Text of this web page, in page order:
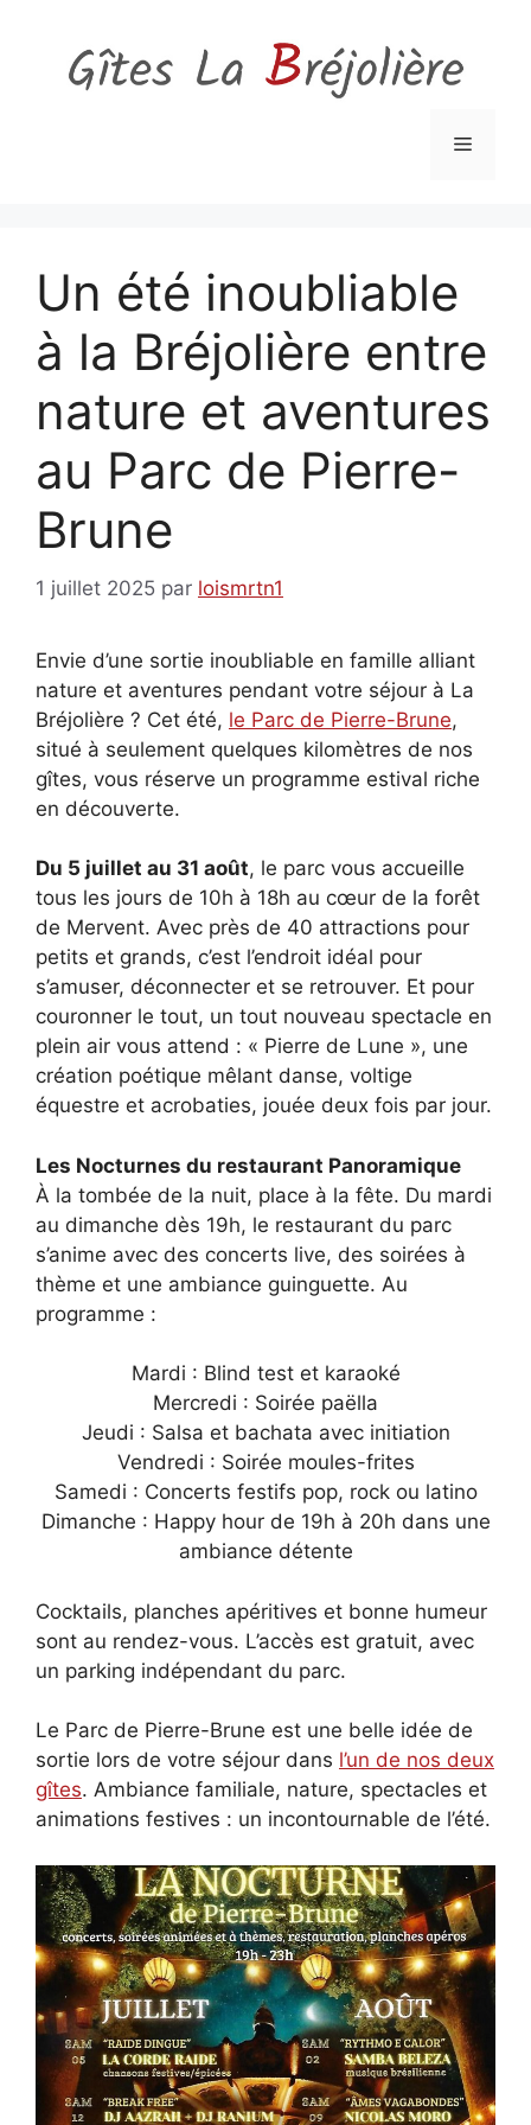
contenu
Menu
Un été inoubliable
à la Bréjolière entre
nature et aventures
au Parc de Pierre-
Brune
1 juillet 2025 par loismrtn1
Envie d’une sortie inoubliable en famille alliant
nature et aventures pendant votre séjour à La
Bréjolière ? Cet été, le Parc de Pierre-Brune,
situé à seulement quelques kilomètres de nos
gîtes, vous réserve un programme estival riche
en découverte.
Du 5 juillet au 31 août, le parc vous accueille
tous les jours de 10h à 18h au cœur de la forêt
de Mervent. Avec près de 40 attractions pour
petits et grands, c’est l’endroit idéal pour
s’amuser, déconnecter et se retrouver. Et pour
couronner le tout, un tout nouveau spectacle en
plein air vous attend : « Pierre de Lune », une
création poétique mêlant danse, voltige
équestre et acrobaties, jouée deux fois par jour.
Les Nocturnes du restaurant Panoramique
À la tombée de la nuit, place à la fête. Du mardi
au dimanche dès 19h, le restaurant du parc
s’anime avec des concerts live, des soirées à
thème et une ambiance guinguette. Au
programme :
Mardi : Blind test et karaoké
Mercredi : Soirée paëlla
Jeudi : Salsa et bachata avec initiation
Vendredi : Soirée moules-frites
Samedi : Concerts festifs pop, rock ou latino
Dimanche : Happy hour de 19h à 20h dans une
ambiance détente
Cocktails, planches apéritives et bonne humeur
sont au rendez-vous. L’accès est gratuit, avec
un parking indépendant du parc.
Le Parc de Pierre-Brune est une belle idée de
sortie lors de votre séjour dans l’un de nos deux
gîtes. Ambiance familiale, nature, spectacles et
animations festives : un incontournable de l’été.